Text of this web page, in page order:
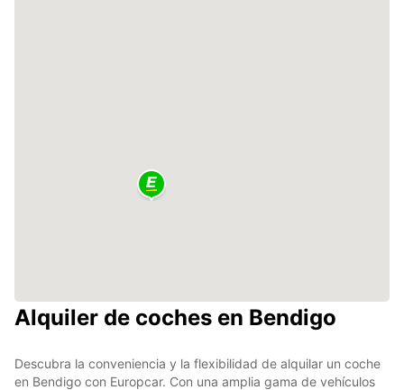
Alquiler de coches en Bendigo
Descubra la conveniencia y la flexibilidad de alquilar un coche
en Bendigo con Europcar. Con una amplia gama de vehículos